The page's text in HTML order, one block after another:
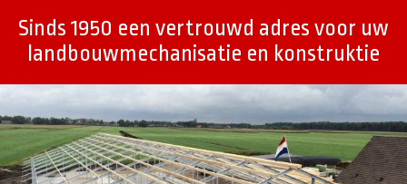
Sinds 1950 een vertrouwd adres voor uw
landbouwmechanisatie en konstruktie